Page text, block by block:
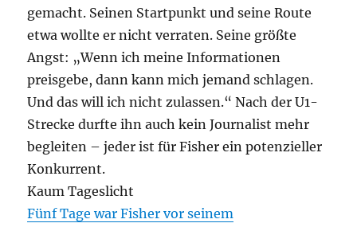
gemacht. Seinen Startpunkt und seine Route
etwa wollte er nicht verraten. Seine größte
Angst: „Wenn ich meine Informationen
preisgebe, dann kann mich jemand schlagen.
Und das will ich nicht zulassen.“ Nach der U1-
Strecke durfte ihn auch kein Journalist mehr
begleiten – jeder ist für Fisher ein potenzieller
Konkurrent.
Kaum Tageslicht
Fünf Tage war Fisher vor seinem